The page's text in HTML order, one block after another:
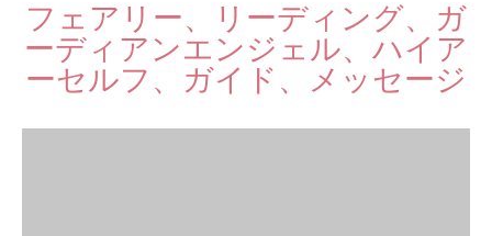
フェアリー、リーディング、ガ
ーディアンエンジェル、ハイア
ーセルフ、ガイド、メッセージ